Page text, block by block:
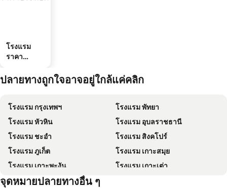
โรงแรม
ราคา
ปลายทางถูกใจอาจอยู่ใกล้แค่คลิก
โรงแรม กรุงเทพฯ
โรงแรม พัทยา
โรงแรม หัวหิน
โรงแรม อุบลราชธานี
โรงแรม ชะอำ
โรงแรม สิงคโปร์
โรงแรม ภูเก็ต
โรงแรม เกาะสมุย
โรงแรม เกาะพะงัน
โรงแรม เกาะเต่า
โรงแรม เกาะฟุก๊ว
จุดหมายปลายทางอื่น ๆ